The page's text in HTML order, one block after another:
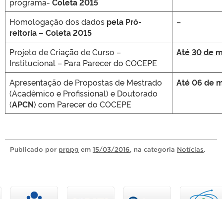
Homologação dos dados pela Pró-
reitoria – Coleta 2015
–
Projeto de Criação de Curso –
Institucional – Para Parecer do COCEPE
Até 30 de
Apresentação de Propostas de Mestrado
(Acadêmico e Profissional) e Doutorado
(APCN) com Parecer do COCEPE
Até 06 de
Publicado por prppg em 15/03/2016, na categoria Notícias.